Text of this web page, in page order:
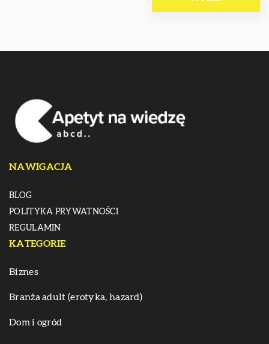
NAWIGACJA
BLOG
POLITYKA PRYWATNOŚCI
REGULAMIN
KATEGORIE
Biznes
Branża adult (erotyka, hazard)
Dom i ogród